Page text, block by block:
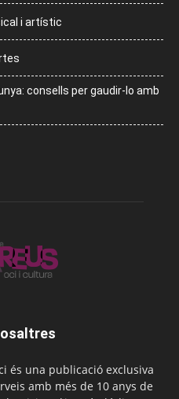
i artístic
consells per gaudir-lo amb
és una publicació exclusiva
amb més de 10 anys de